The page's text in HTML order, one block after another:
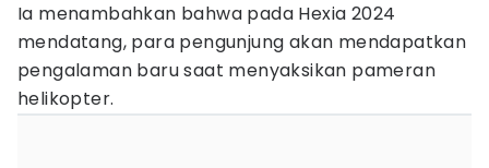
Ia menambahkan bahwa pada Hexia 2024
mendatang, para pengunjung akan mendapatkan
pengalaman baru saat menyaksikan pameran
helikopter.